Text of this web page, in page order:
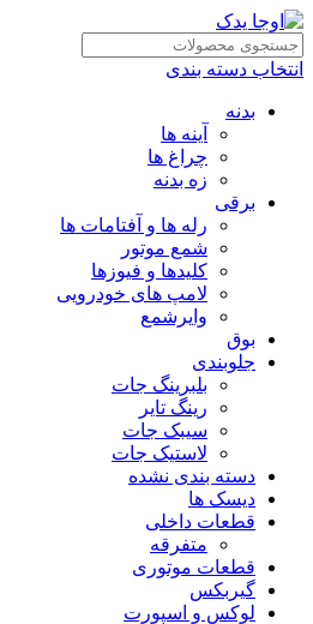
انتخاب دسته بندی
بدنه
آینه ها
چراغ ها
زه بدنه
برقی
رله ها و آفتامات ها
شمع موتور
کلیدها و فیوزها
لامپ های خودرویی
وایرشمع
بوق
جلوبندی
بلبرینگ جات
رینگ تایر
سیبک جات
لاستیک جات
دسته بندی نشده
دیسک ها
قطعات داخلی
متفرقه
قطعات موتوری
گیربکس
لوکس و اسپورت